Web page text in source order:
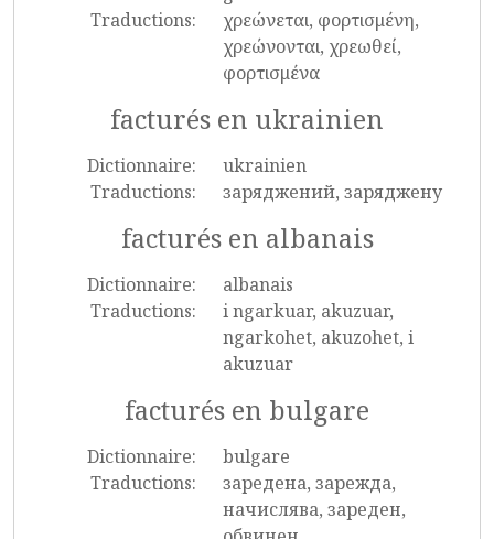
Traductions:
χρεώνεται, φορτισμένη,
χρεώνονται, χρεωθεί,
φορτισμένα
facturés en ukrainien
Dictionnaire:
ukrainien
Traductions:
заряджений, заряджену
facturés en albanais
Dictionnaire:
albanais
Traductions:
i ngarkuar, akuzuar,
ngarkohet, akuzohet, i
akuzuar
facturés en bulgare
Dictionnaire:
bulgare
Traductions:
заредена, зарежда,
начислява, зареден,